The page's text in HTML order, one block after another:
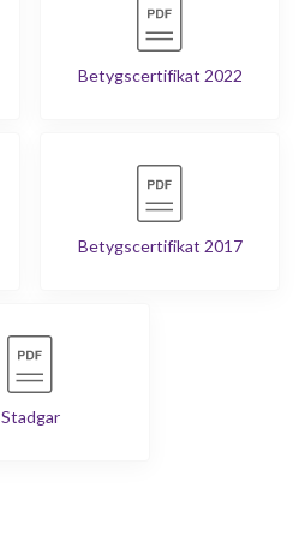
Betygscertifikat 2022
Betygscertifikat 2017
Stadgar